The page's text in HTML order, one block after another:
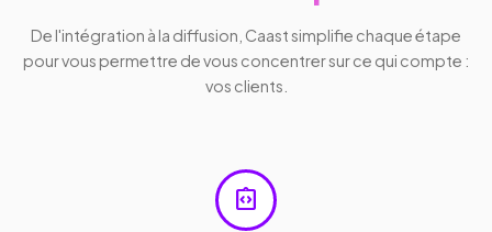
De l'intégration à la diffusion, Caast simplifie chaque étape
pour vous permettre de vous concentrer sur ce qui compte :
vos clients.
integration_instructions